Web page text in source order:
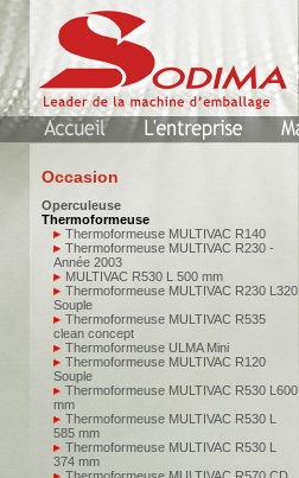
Occasion
Operculeuse
Thermoformeuse
Thermoformeuse MULTIVAC R140
Thermoformeuse MULTIVAC R230 -
Année 2003
MULTIVAC R530 L 500 mm
Thermoformeuse MULTIVAC R230 L320
Souple
Thermoformeuse MULTIVAC R535
clean concept
Thermoformeuse ULMA Mini
Thermoformeuse MULTIVAC R120
Souple
Thermoformeuse MULTIVAC R530 L600
mm
Thermoformeuse MULTIVAC R530 L
585 mm
Thermoformeuse MULTIVAC R530 L
374 mm